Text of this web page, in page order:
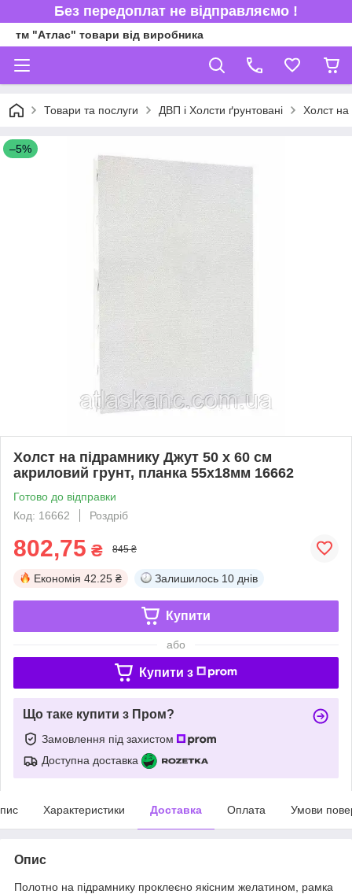
Без передоплат не відправляємо !
тм "Атлас" товари від виробника
Товари та послуги ДВП і Холсти ґрунтовані Холст на
–5%
Холст на підрамнику Джут 50 х 60 см
акриловий грунт, планка 55х18мм 16662
Готово до відправки
Код: 16662
Роздріб
802,75 ₴ 845 ₴
Економія 42.25 ₴ Залишилось 10 днів
Купити
або
Купити з
Що таке купити з Пром?
Замовлення під захистом
Доступна доставка
Характеристики Доставка Оплата Умови
Опис
Полотно на підрамнику проклеєно якісним желатином, рамка